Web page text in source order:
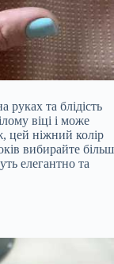
руках та блідість
віці і може
цей ніжний колір
вибирайте більш
елегантно та